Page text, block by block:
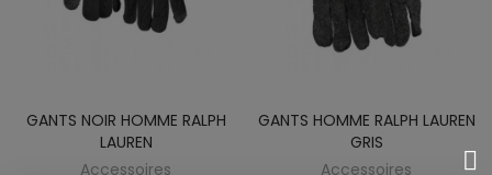
GANTS NOIR HOMME RALPH
LAUREN
Accessoires
GANTS HOMME RALPH LAUREN
GRIS
Accessoires